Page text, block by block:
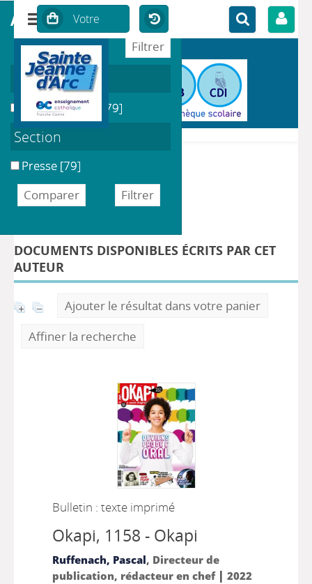
DÉTAIL DE L'AUTEUR
Auteur Ruffenach, Pascal
DOCUMENTS DISPONIBLES ÉCRITS PAR CET
AUTEUR
Ajouter le résultat dans votre panier
Affiner la recherche
Bulletin : texte imprimé
Okapi, 1158 - Okapi
Ruffenach, Pascal, Directeur de
publication, rédacteur en chef | 2022
affiner ou comparer
Localisation
CDI du Collège [79]
Section
Presse [79]